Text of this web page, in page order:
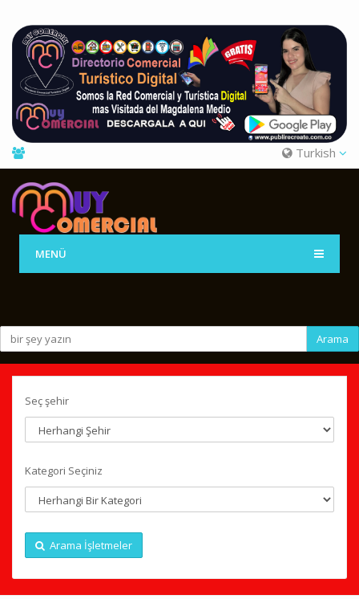
Turkish
MENÜ
Arama
Seç şehir
Kategori Seçiniz
Arama İşletmeler